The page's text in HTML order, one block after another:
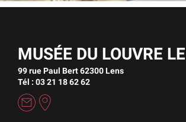
MUSÉE DU LOUVRE
99 rue Paul Bert 62300 Lens
Tél : 03 21 18 62 62